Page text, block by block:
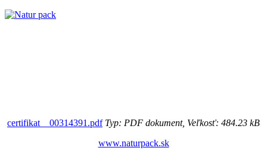
certifikat__00314391.pdfTyp: PDF dokument, Veľkosť: 484.23 kB
www.naturpack.sk